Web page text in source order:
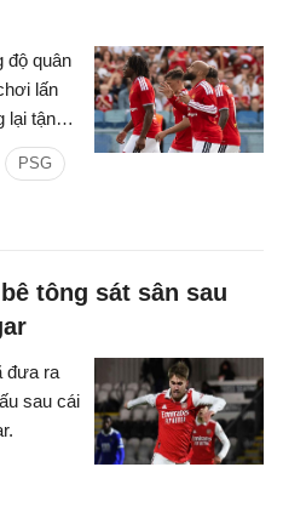
độ quân
lấn
lại tận
kết
PSG
tông sát sân sau
đưa ra
sau cái